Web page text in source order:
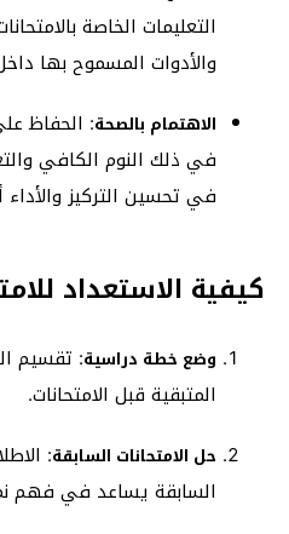
التعليمات الخاصة
والأدوات المسموح بها
الاهتمام بالصحة: الحفاظ
في ذلك النوم الكافي
في تحسين التركيز والأداء
كيفية الاستعداد
وضع خطة دراسية: تقسيم
المتبقية قبل الامتحانات.
حل الامتحانات السابقة:
السابقة يساعد في فهم